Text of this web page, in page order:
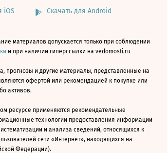
iOS Скачать для Android
материалов допускается только при соблюдении
и при наличии гиперссылки на vedomosti.ru
прогнозы и другие материалы, представленные на
офертой или рекомендацией к покупке или
активов.
ресурсе применяются рекомендательные
технологии предоставления информации
и анализа сведений, относящихся к
сети «Интернет», находящихся на
Федерации).